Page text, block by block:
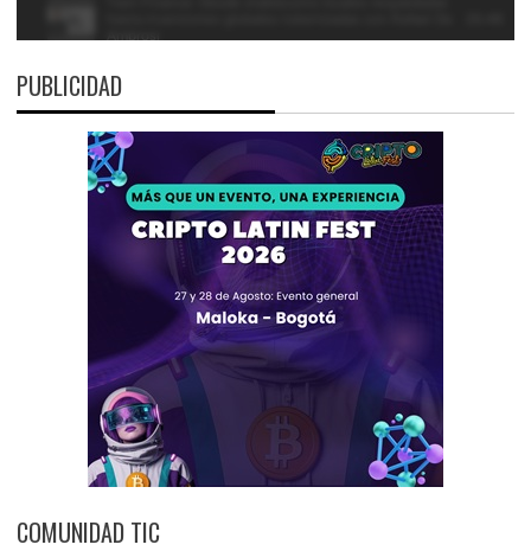
PUBLICIDAD
COMUNIDAD TIC